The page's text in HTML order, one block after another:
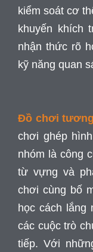
kiểm soát cơ
khuyến khích
nhận thức rõ
kỹ năng quan
Đồ chơi
chơi ghép
nhóm là công
từ vựng và
chơi cùng bố
học cách lắng
các cuộc trò
tiếp. Với